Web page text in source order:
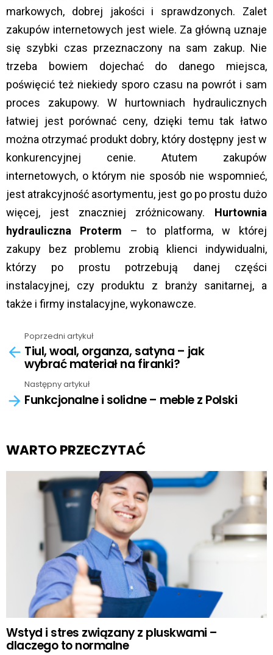
markowych, dobrej jakości i sprawdzonych. Zalet
zakupów internetowych jest wiele. Za główną uznaje
się szybki czas przeznaczony na sam zakup. Nie
trzeba bowiem dojechać do danego miejsca,
poświęcić też niekiedy sporo czasu na powrót i sam
proces zakupowy. W hurtowniach hydraulicznych
łatwiej jest porównać ceny, dzięki temu tak łatwo
można otrzymać produkt dobry, który dostępny jest w
konkurencyjnej cenie. Atutem zakupów
internetowych, o którym nie sposób nie wspomnieć,
jest atrakcyjność asortymentu, jest go po prostu dużo
więcej, jest znaczniej zróżnicowany. Hurtownia
hydrauliczna Proterm – to platforma, w której
zakupy bez problemu zrobią klienci indywidualni,
którzy po prostu potrzebują danej części
instalacyjnej, czy produktu z branży sanitarnej, a
także i firmy instalacyjne, wykonawcze.
more
Poprzedni artykuł
Tiul, woal, organza, satyna – jak
wybrać materiał na firanki?
Następny artykuł
Funkcjonalne i solidne – meble z Polski
WARTO PRZECZYTAĆ
Wstyd i stres związany z pluskwami –
dlaczego to normalne